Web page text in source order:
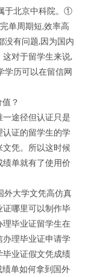
于北京中科院。①
单周期短,效率高
有问题,因为国内
对于留学生来说,
学历可以在留信网
？
途径但认证只是
证的留学生的学
凭。所以这时候
单就有了使用价
外大学文凭高仿真
哪里可以制作毕
毕业证留学生在
理毕业证申请学
业证假文凭成绩
单如何拿到国外